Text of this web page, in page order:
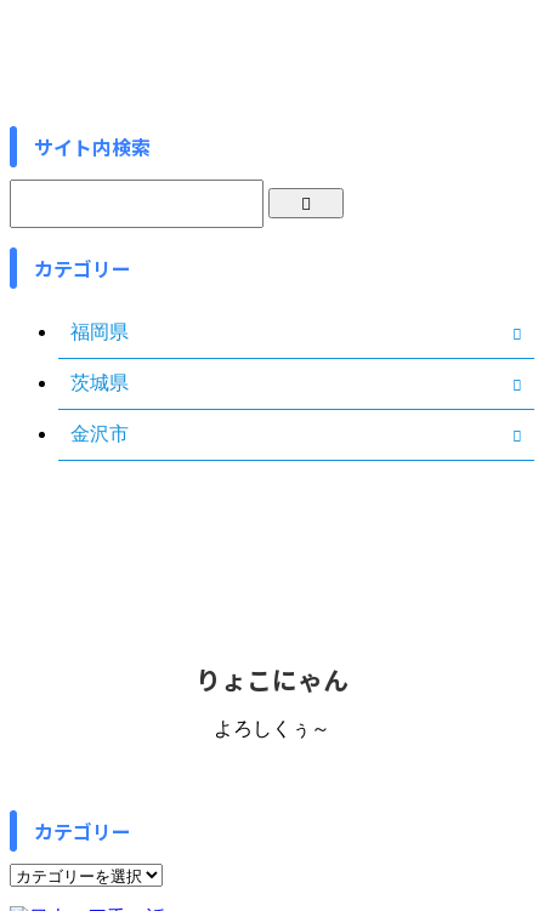
サイト内検索
カテゴリー
福岡県
茨城県
金沢市
りょこにゃん
よろしくぅ～
カテゴリー
カ